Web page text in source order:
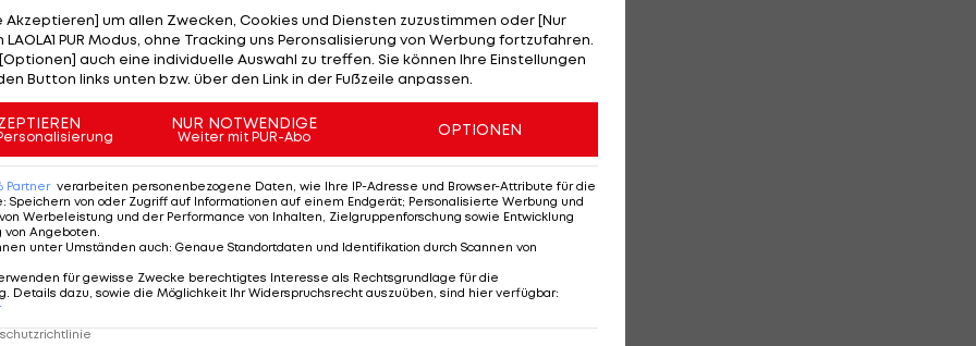
wurden in Rom von der Disziplinarkommission
Besonders hart trifft es Atalanta Bergamo. Der
einiger Spieler mit sechs Minuspunkten in die neue
sechs Punkte abgezogen. Ex-Nationalspieler
und zum Ausschluss aus allen
Akzeptieren] um allen Zwecken, Cookies und Diensten zuzustimmen oder [Nur
PUR Modus, ohne Tracking uns Peronsalisierung von Werbung fortzufahren.
auch eine individuelle Auswahl zu treffen. Sie können Ihre Einstellungen
Button links unten bzw. über den Link in der Fußzeile anpassen.
NUR NOTWENDIGE
Weiter mit PUR-Abo OPTIONEN
Partner verarbeiten personenbezogene Daten, wie Ihre IP-Adresse und Browser-Attribute für die
: Speichern von oder Zugriff auf Informationen auf einem Endgerät; Personalisierte Werbung und
Werbeleistung und der Performance von Inhalten, Zielgruppenforschung sowie Entwicklung
von Angeboten
unter Umständen auch: Genaue Standortdaten und Identifikation durch Scannen von
für gewisse Zwecke berechtigtes Interesse als Rechtsgrundlage für die
Details dazu, sowie die Möglichkeit Ihr Widerspruchsrecht auszuüben, sind hier verfügbar: